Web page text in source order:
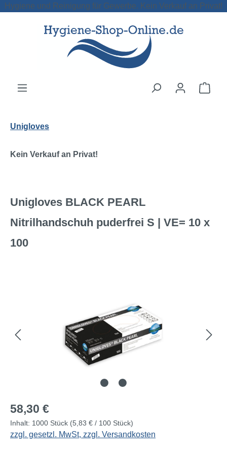
Zum Hauptinhalt springen
Hygiene und Reinigung für Gewerbe. Kein Verkauf an Privat!
Unigloves
Kein Verkauf an Privat!
Unigloves BLACK PEARL
Nitrilhandschuh puderfrei S | VE= 10 x
100
Regulärer Preis:
58,30 €
Inhalt: 1000 Stück (5,83 € / 100 Stück)
zzgl. gesetzl. MwSt, zzgl. Versandkosten